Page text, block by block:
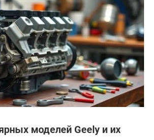
моделей Geely и их